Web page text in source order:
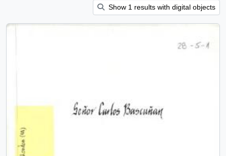
Show 1 results with digital objects